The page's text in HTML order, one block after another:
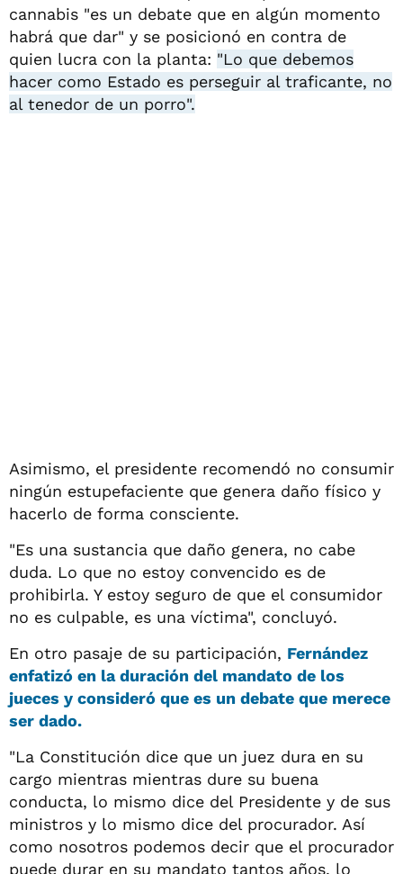
cannabis "es un debate que en algún momento
habrá que dar" y se posicionó en contra de
quien lucra con la planta: "Lo que debemos
hacer como Estado es perseguir al traficante, no
al tenedor de un porro".
Asimismo, el presidente recomendó no consumir
ningún estupefaciente que genera daño físico y
hacerlo de forma consciente.
"Es una sustancia que daño genera, no cabe
duda. Lo que no estoy convencido es de
prohibirla. Y estoy seguro de que el consumidor
no es culpable, es una víctima", concluyó.
En otro pasaje de su participación, Fernández
enfatizó en la duración del mandato de los
jueces y consideró que es un debate que merece
ser dado.
"La Constitución dice que un juez dura en su
cargo mientras mientras dure su buena
conducta, lo mismo dice del Presidente y de sus
ministros y lo mismo dice del procurador. Así
como nosotros podemos decir que el procurador
puede durar en su mandato tantos años, lo